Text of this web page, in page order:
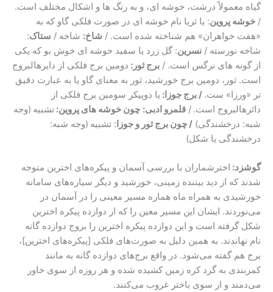
گیاه معمولاً درشت، خوشه ای، و به رنگ ها و اشکال مختلف است.
/ خوشه پروین: یا ثریا نام خوشه ای در صورت فلکی گاو که به
«هفت خواهران» هم شناخته شده است. / شاخ: شاخه / ستاک:
شاخه نورسته / نسرین: گل زرد یا سفید خوشه ای خوش بو که یکی
از گونه های نرگس است. / برج ثور: دومین برج فلکی از دایرهالبروج
است. ثور، دومین برج خورشید، ثور به معنای گاو یا به عبارت دقیق
تر «ورزا» ست. / برج جوزا: یا دوپیکر سومین برج فلکی از
دائرهالبروج است. / قلمرو ادبی: چون خوشه های پروین: تشبیه (وجه
شبه: درخشندگی) / چون برج ثور و جوزا : تشبیه (وجه شبه:
درخشندگی یا شکل)
گوشزد: اخترشماران با بررسی آسمان و پیکره‌های اخترین متوجه
شدند که از دید بیننده زمینی، خورشید و دیگر سیاره‌های سامانه
خورشیدی به همراه ماه هماره مسیر معینی را در آسمان در
می‌نوردند. ایشان این مسیر معین را که از دوازده پیکره اخترین
شکل گرفته است و این دوازده پیکره اخترین را بروج دوازده گانه
نام نهاندند. به همین دلیل به صورت‌های فلکی [پیکره‌های اخترین]،
برج هم گفته می‌شود. در واقع برج‌های دوازده گانه به مانند
کمربندی به گرد کره زمین کشیده شده و هر روزه از سوی خاور
می‌دمند و از سوی باختر غروب می‌کنند.